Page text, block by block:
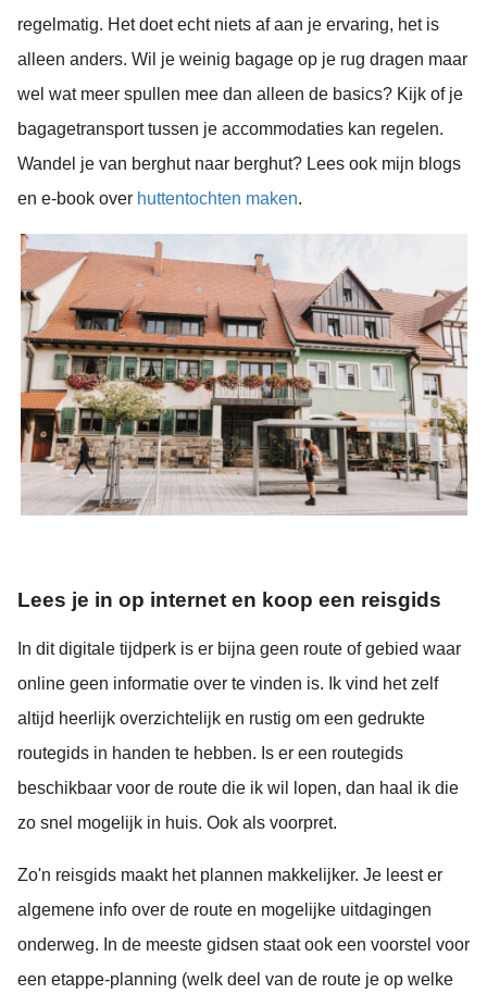
regelmatig. Het doet echt niets af aan je ervaring, het is
alleen anders. Wil je weinig bagage op je rug dragen maar
wel wat meer spullen mee dan alleen de basics? Kijk of je
bagagetransport tussen je accommodaties kan regelen.
Wandel je van berghut naar berghut? Lees ook mijn blogs
en e-book over huttentochten maken.
Lees je in op internet en koop een reisgids
In dit digitale tijdperk is er bijna geen route of gebied waar
online geen informatie over te vinden is. Ik vind het zelf
altijd heerlijk overzichtelijk en rustig om een gedrukte
routegids in handen te hebben. Is er een routegids
beschikbaar voor de route die ik wil lopen, dan haal ik die
zo snel mogelijk in huis. Ook als voorpret.
Zo'n reisgids maakt het plannen makkelijker. Je leest er
algemene info over de route en mogelijke uitdagingen
onderweg. In de meeste gidsen staat ook een voorstel voor
een etappe-planning (welk deel van de route je op welke